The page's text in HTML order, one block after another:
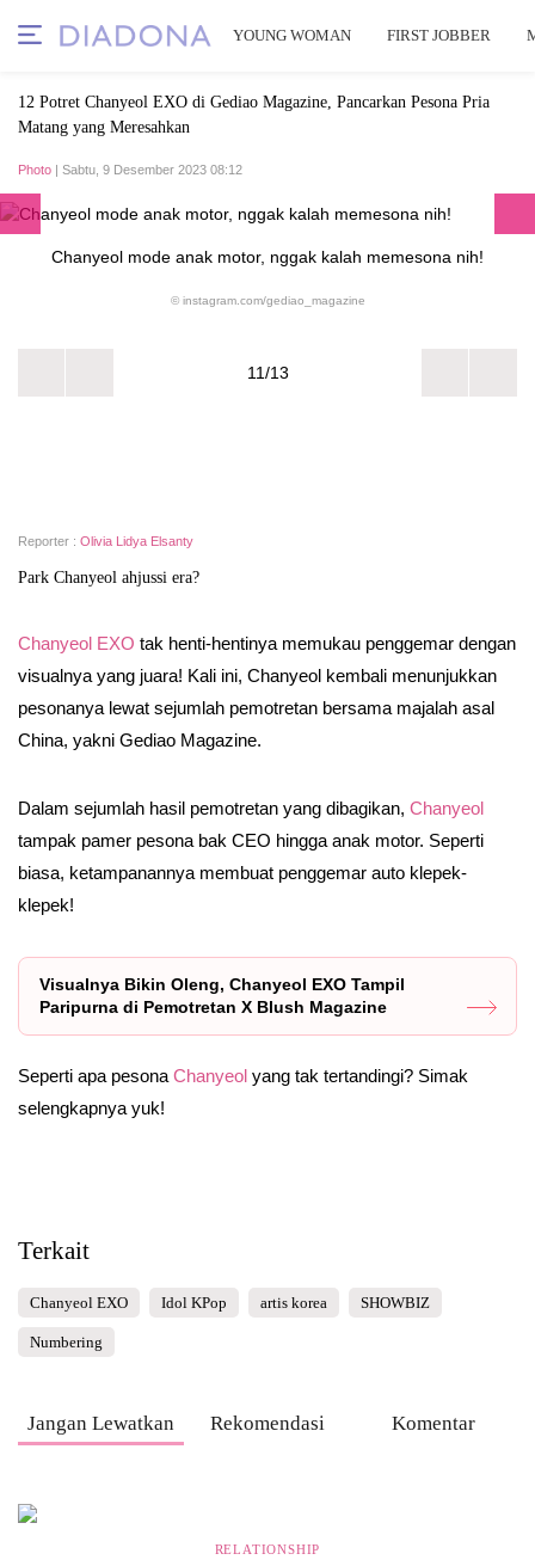
YOUNG WOMAN FIRST JOBBER
12 Potret Chanyeol EXO di Gediao Magazine, Pancarkan Pesona Pria
Matang yang Meresahkan
Photo | Sabtu, 9 Desember 2023 08:12
Chanyeol mode anak motor, nggak kalah memesona nih!
© instagram.com/gediao_magazine
11/13
Reporter : Olivia Lidya Elsanty
Park Chanyeol ahjussi era?
Chanyeol EXO tak henti-hentinya memukau penggemar dengan
visualnya yang juara! Kali ini, Chanyeol kembali menunjukkan
pesonanya lewat sejumlah pemotretan bersama majalah asal
China, yakni Gediao Magazine.
Dalam sejumlah hasil pemotretan yang dibagikan, Chanyeol
tampak pamer pesona bak CEO hingga anak motor. Seperti
biasa, ketampanannya membuat penggemar auto klepek-
klepek!
Visualnya Bikin Oleng, Chanyeol EXO Tampil
Paripurna di Pemotretan X Blush Magazine
Seperti apa pesona Chanyeol yang tak tertandingi? Simak
selengkapnya yuk!
Terkait
Chanyeol EXO Idol KPop artis korea SHOWBIZ
Numbering
Jangan Lewatkan Rekomendasi Komentar
RELATIONSHIP